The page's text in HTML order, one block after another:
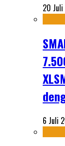
20
6 Juli